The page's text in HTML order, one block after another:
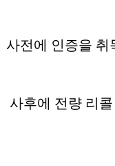
사전에 인증을 취
사후에 전량 리